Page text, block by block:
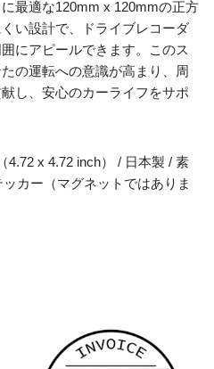
最適な120mm x 120mmの正方
い設計で、ドライブレコーダ
にアピールできます。このス
の運転への意識が高まり、周
し、安心のカーライフをサポ
4.72 x 4.72 inch） / 日本製 / 素
カー（マグネットではありま